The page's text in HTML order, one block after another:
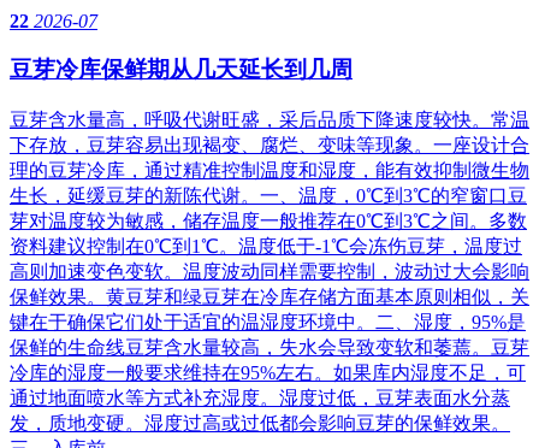
22 2026-07
豆芽冷库保鲜期从几天延长到几周
豆芽含水量高，呼吸代谢旺盛，采后品质下降速度较快。常温
下存放，豆芽容易出现褐变、腐烂、变味等现象。一座设计合
理的豆芽冷库，通过精准控制温度和湿度，能有效抑制微生物
生长，延缓豆芽的新陈代谢。一、温度，0℃到3℃的窄窗口豆
芽对温度较为敏感，储存温度一般推荐在0℃到3℃之间。多数
资料建议控制在0℃到1℃。温度低于-1℃会冻伤豆芽，温度过
高则加速变色变软。温度波动同样需要控制，波动过大会影响
保鲜效果。黄豆芽和绿豆芽在冷库存储方面基本原则相似，关
键在于确保它们处于适宜的温湿度环境中。二、湿度，95%是
保鲜的生命线豆芽含水量较高，失水会导致变软和萎蔫。豆芽
冷库的湿度一般要求维持在95%左右。如果库内湿度不足，可
通过地面喷水等方式补充湿度。湿度过低，豆芽表面水分蒸
发，质地变硬。湿度过高或过低都会影响豆芽的保鲜效果。